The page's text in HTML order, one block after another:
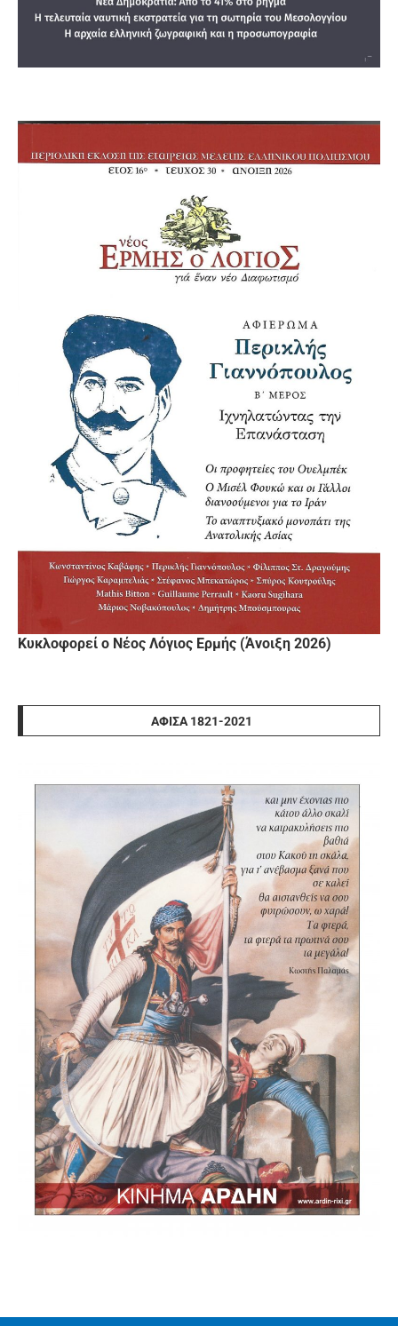
Κυκλοφορεί ο Νέος Λόγιος Ερμής (Άνοιξη 2026)
ΑΦΊΣΑ 1821-2021